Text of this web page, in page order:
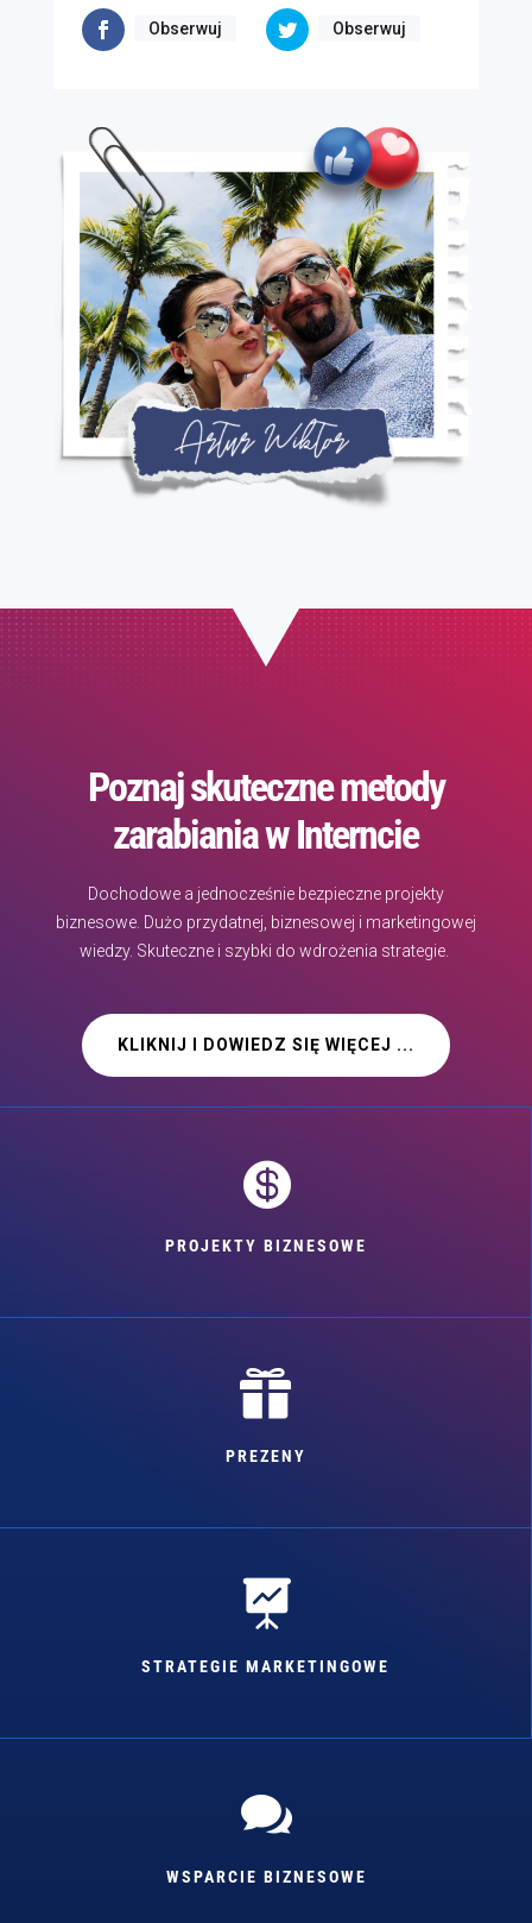
Obserwuj Obserwuj
Poznaj skuteczne metody
zarabiania w Interncie
Dochodowe a jednocześnie bezpieczne projekty
biznesowe. Dużo przydatnej, biznesowej i marketingowej
wiedzy. Skuteczne i szybki do wdrożenia strategie.
KLIKNIJ I DOWIEDZ SIĘ WIĘCEJ ...

PROJEKTY BIZNESOWE

PREZENY

STRATEGIE MARKETINGOWE

WSPARCIE BIZNESOWE